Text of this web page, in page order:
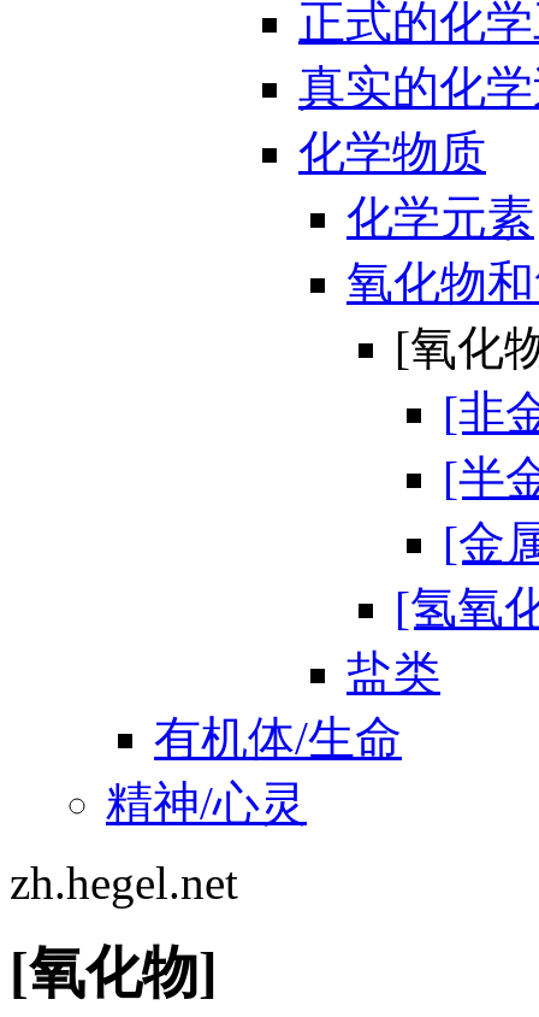
正式的化
真实的化
化学物质
化学元素
氧化物
[氧化
[非
[半
[金
[氢氧
盐类
有机体/生命
精神/心灵
zh.hegel.net
[氧化物]